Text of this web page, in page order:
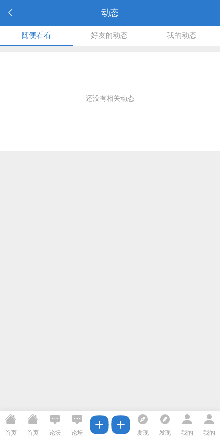
动态
随便看看 好友的动态 我的动态
还没有相关动态
首页 首页 论坛 论坛 发现 发现 我的 我的